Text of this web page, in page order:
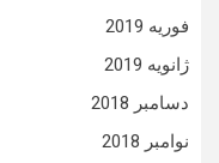
فوریه 2019
ژانویه 2019
دسامبر 2018
نوامبر 2018